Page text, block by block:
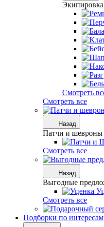
Смотреть
Смотреть все
Назад
Патчи и шевроны
Смотреть все
Назад
Выгодные
Смотреть все
Подборки по интересам